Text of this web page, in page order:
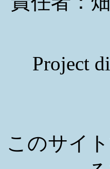
Project
このサイ